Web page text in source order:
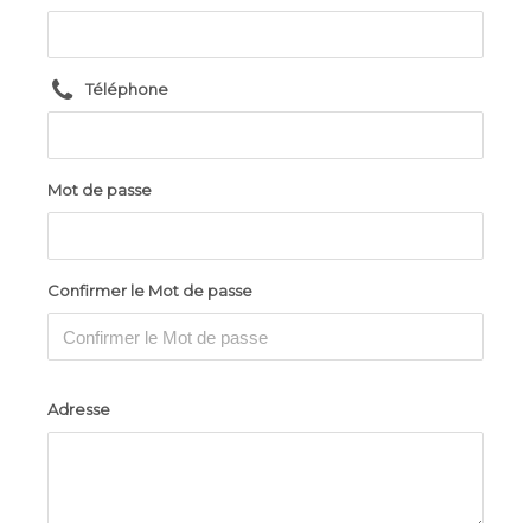
Téléphone
Mot de passe
Confirmer le Mot de passe
Adresse